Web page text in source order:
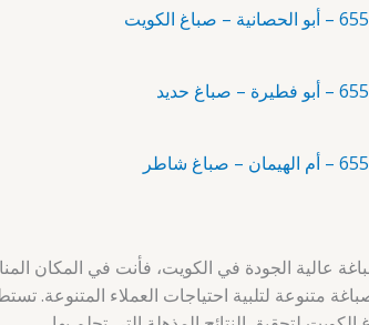
عالية الجودة في الكويت، فأنت في المكان
متنوعة لتلبية احتياجات العملاء المتنوعة.